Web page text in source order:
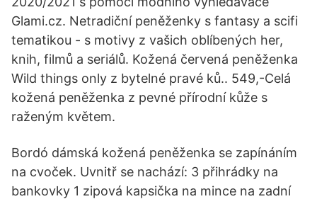
Glami.cz. Netradiční peněženky s fantasy a scifi
tematikou - s motivy z vašich oblíbených her,
knih, filmů a seriálů. Kožená červená peněženka
Wild things only z bytelné pravé ků.. 549,-Celá
kožená peněženka z pevné přírodní kůže s
raženým květem.
Bordó dámská kožená peněženka se zapínáním
na cvoček. Uvnitř se nachází: 3 přihrádky na
bankovky 1 zipová kapsička na mince na zadní